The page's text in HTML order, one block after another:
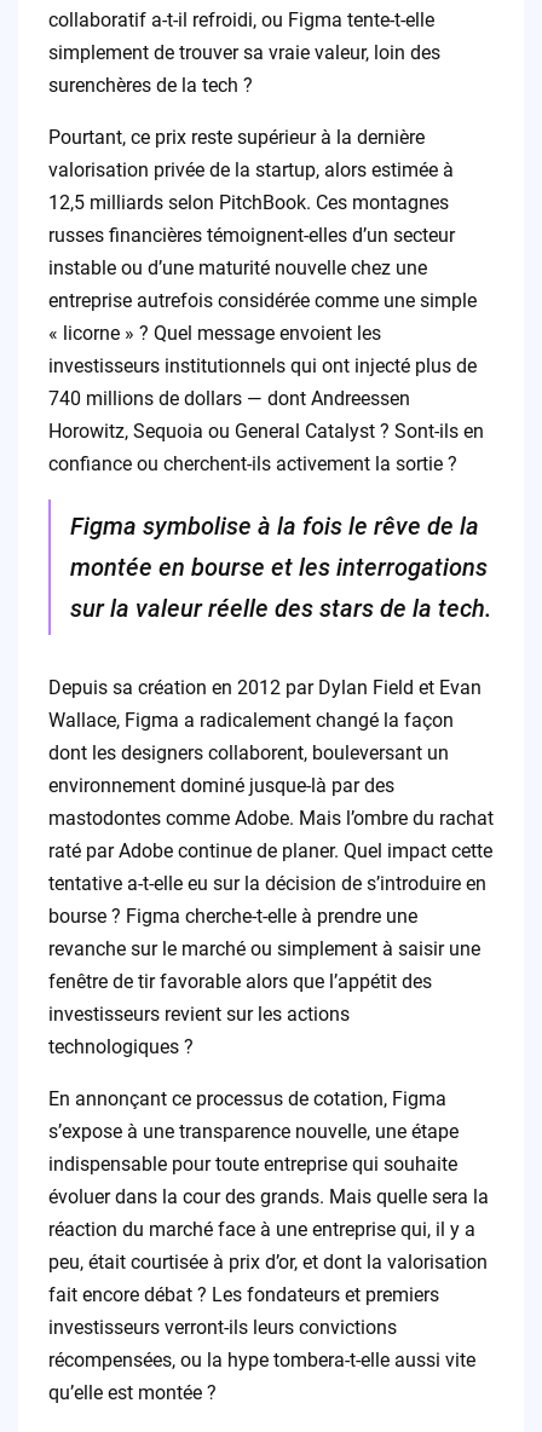
collaboratif a-t-il refroidi, ou Figma tente-t-elle
simplement de trouver sa vraie valeur, loin des
surenchères de la tech ?
Pourtant, ce prix reste supérieur à la dernière
valorisation privée de la startup, alors estimée à
12,5 milliards selon PitchBook. Ces montagnes
russes financières témoignent-elles d’un secteur
instable ou d’une maturité nouvelle chez une
entreprise autrefois considérée comme une simple
« licorne » ? Quel message envoient les
investisseurs institutionnels qui ont injecté plus de
740 millions de dollars — dont Andreessen
Horowitz, Sequoia ou General Catalyst ? Sont-ils en
confiance ou cherchent-ils activement la sortie ?
Figma symbolise à la fois le rêve de la
montée en bourse et les interrogations
sur la valeur réelle des stars de la tech.
Depuis sa création en 2012 par Dylan Field et Evan
Wallace, Figma a radicalement changé la façon
dont les designers collaborent, bouleversant un
environnement dominé jusque-là par des
mastodontes comme Adobe. Mais l’ombre du rachat
raté par Adobe continue de planer. Quel impact cette
tentative a-t-elle eu sur la décision de s’introduire en
bourse ? Figma cherche-t-elle à prendre une
revanche sur le marché ou simplement à saisir une
fenêtre de tir favorable alors que l’appétit des
investisseurs revient sur les actions
technologiques ?
En annonçant ce processus de cotation, Figma
s’expose à une transparence nouvelle, une étape
indispensable pour toute entreprise qui souhaite
évoluer dans la cour des grands. Mais quelle sera la
réaction du marché face à une entreprise qui, il y a
peu, était courtisée à prix d’or, et dont la valorisation
fait encore débat ? Les fondateurs et premiers
investisseurs verront-ils leurs convictions
récompensées, ou la hype tombera-t-elle aussi vite
qu’elle est montée ?